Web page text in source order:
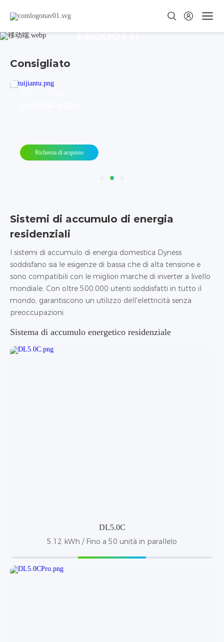
PRODOTTI
Consigliato
Richiesta di acquisto
Sistemi di accumulo di energia
residenziali
I sistemi di accumulo di energia domestica Dyness
soddisfano sia le esigenze di bassa che di alta tensione e
sono compatibili con le migliori marche di inverter a livello
mondiale. Con oltre 500.000 utenti soddisfatti in tutto il
mondo, garantiscono un utilizzo dell'elettricità senza
preoccupazioni.
Sistema di accumulo energetico residenziale
DL5.0C
5.12 kWh / Fino a 50 unità in parallelo